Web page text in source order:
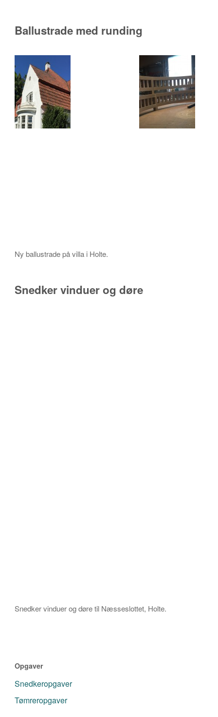
Ballustrade med runding
Ny ballustrade på villa i Holte.
Snedker vinduer og døre
Snedker vinduer og døre til Næsseslottet, Holte.
Opgaver
Snedkeropgaver
Tømreropgaver